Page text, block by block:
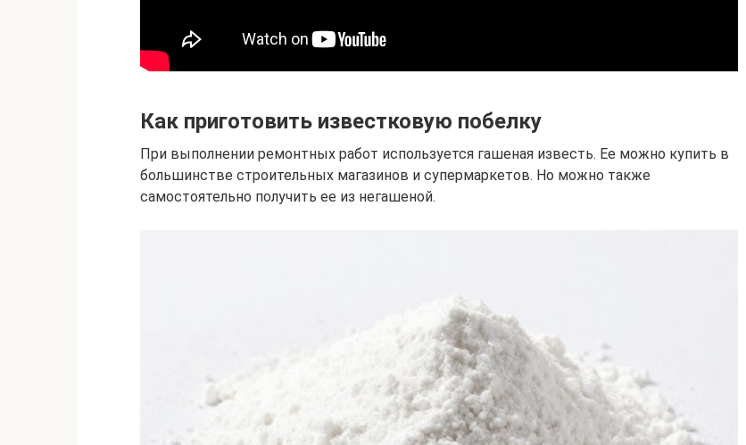
Как приготовить известковую побелку
При выполнении ремонтных работ используется гашеная известь. Ее можно купить в
большинстве строительных магазинов и супермаркетов. Но можно также
самостоятельно получить ее из негашеной.